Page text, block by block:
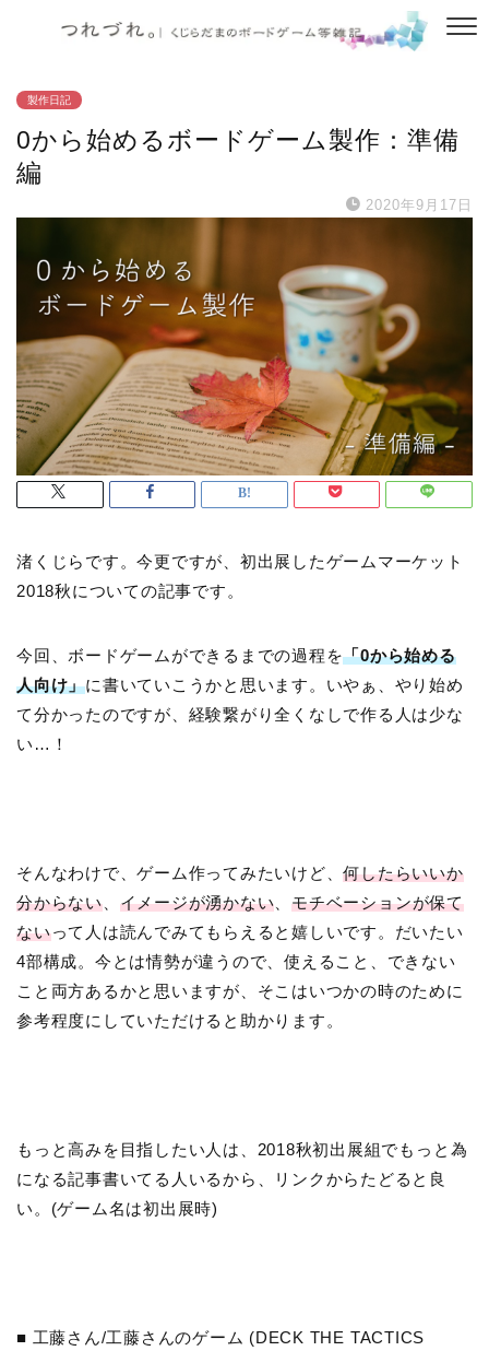
製作日記
0から始めるボードゲーム製作：準備
編
2020年9月17日
渚くじらです。今更ですが、初出展したゲームマーケット
2018秋についての記事です。
今回、ボードゲームができるまでの過程を「0から始める
人向け」に書いていこうかと思います。いやぁ、やり始め
て分かったのですが、経験繋がり全くなしで作る人は少な
い…！
そんなわけで、ゲーム作ってみたいけど、何したらいいか
分からない、 イメージが湧かない 、モチベーションが保て
ないって人は読んでみてもらえると嬉しいです。だいたい
4部構成。今とは情勢が違うので、使えること、できない
こと両方あるかと思いますが、そこはいつかの時のために
参考程度にしていただけると助かります。
もっと高みを目指したい人は、2018秋初出展組でもっと為
になる記事書いてる人いるから、リンクからたどると良
い。(ゲーム名は初出展時)
■ 工藤さん/工藤さんのゲーム (DECK THE TACTICS